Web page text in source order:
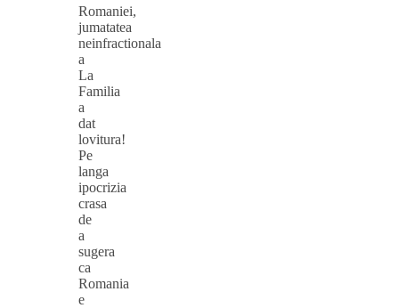
Romaniei,
jumatatea
neinfractionala
a
La
Familia
a
dat
lovitura!
Pe
langa
ipocrizia
crasa
de
a
sugera
ca
Romania
e